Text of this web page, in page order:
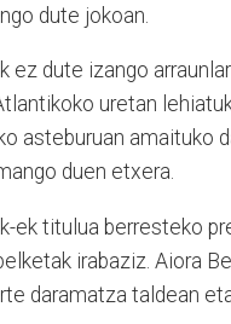
dute jokoan.
dute izango
uretan
asteburuan amaituko
duen etxera.
ek titulua berresteko
irabaziz. Aiora
daramatza taldean